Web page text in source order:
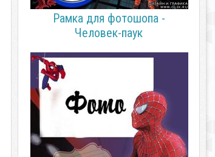
Рамка для фотошопа -
Человек-паук